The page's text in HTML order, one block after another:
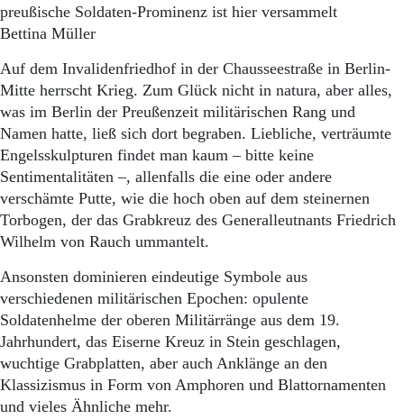
Start
Wer wir sind
Aktuelle Ausgabe
Abonnenten-Login
Abo Prämien
Archiv
Mediadaten
Leben
Pommern
Berlin-Brandenburg
Schlesien
Danzig und Westpreußen
Bücher
Kontakt
Impressum
Datenschutz
preußische Soldaten-Prominenz ist hier versammelt
Bettina Müller
Auf dem Invalidenfriedhof in der Chausseestraße in Berlin-
Mitte herrscht Krieg. Zum Glück nicht in natura, aber alles,
was im Berlin der Preußenzeit militärischen Rang und
Namen hatte, ließ sich dort begraben. Liebliche, verträumte
Engelsskulpturen findet man kaum – bitte keine
Sentimentalitäten –, allenfalls die eine oder andere
verschämte Putte, wie die hoch oben auf dem steinernen
Torbogen, der das Grabkreuz des Generalleutnants Friedrich
Wilhelm von Rauch ummantelt.
Ansonsten dominieren eindeutige Symbole aus
verschiedenen militärischen Epochen: opulente
Soldatenhelme der oberen Militärränge aus dem 19.
Jahrhundert, das Eiserne Kreuz in Stein geschlagen,
wuchtige Grabplatten, aber auch Anklänge an den
Klassizismus in Form von Amphoren und Blattornamenten
und vieles Ähnliche mehr.